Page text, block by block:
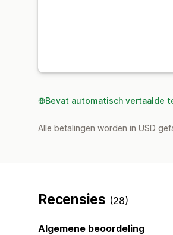
Bevat automatisch vertaalde
Alle betalingen worden in USD
Recensies (28)
Algemene beoordeling